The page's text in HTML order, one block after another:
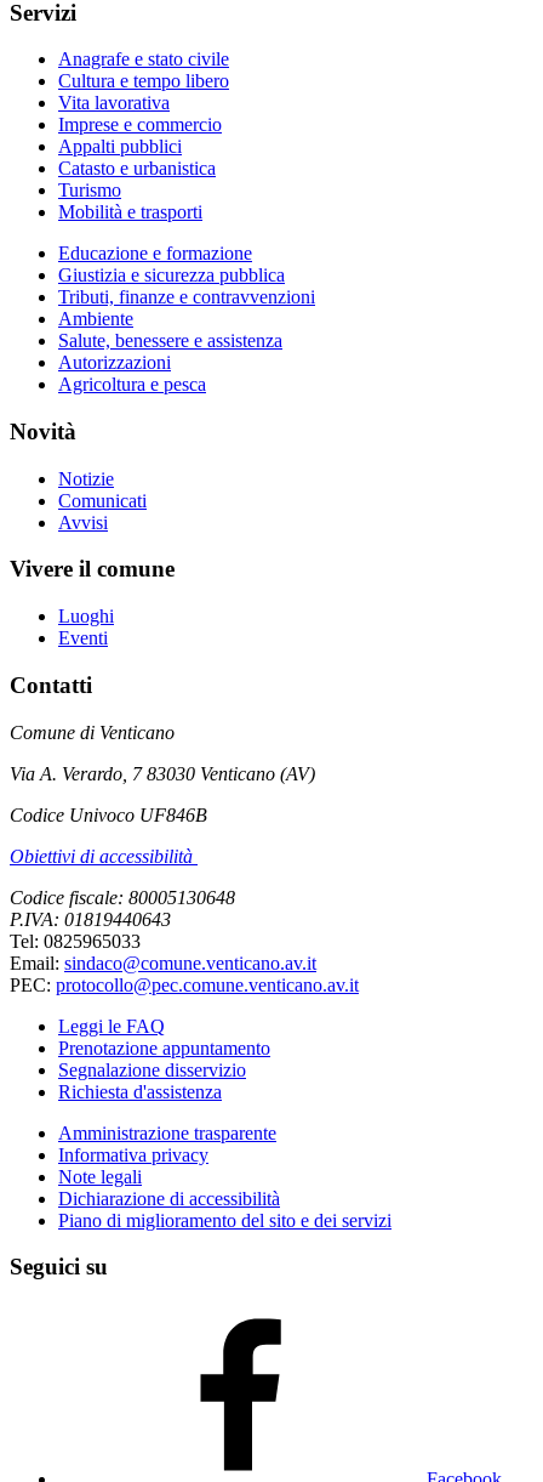
Servizi
Anagrafe e stato civile
Cultura e tempo libero
Vita lavorativa
Imprese e commercio
Appalti pubblici
Catasto e urbanistica
Turismo
Mobilità e trasporti
Educazione e formazione
Giustizia e sicurezza pubblica
Tributi, finanze e contravvenzioni
Ambiente
Salute, benessere e assistenza
Autorizzazioni
Agricoltura e pesca
Novità
Notizie
Comunicati
Avvisi
Vivere il comune
Luoghi
Eventi
Contatti
Comune di Venticano
Via A. Verardo, 7 83030 Venticano (AV)
Codice Univoco UF846B
Obiettivi di accessibilità
Codice fiscale: 80005130648
P.IVA: 01819440643
Tel: 0825965033
Email: sindaco@comune.venticano.av.it
PEC: protocollo@pec.comune.venticano.av.it
Leggi le FAQ
Prenotazione appuntamento
Segnalazione disservizio
Richiesta d'assistenza
Amministrazione trasparente
Informativa privacy
Note legali
Dichiarazione di accessibilità
Piano di miglioramento del sito e dei servizi
Seguici su